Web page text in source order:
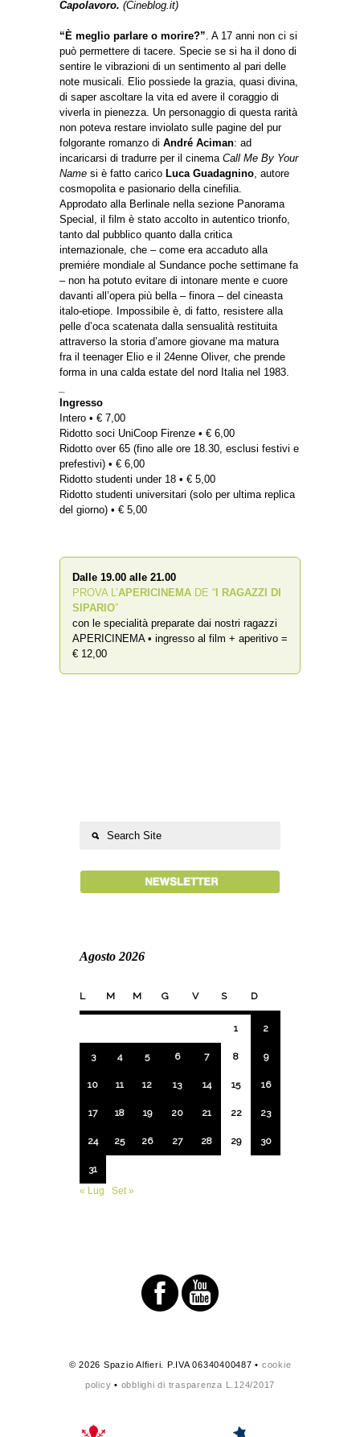
Capolavoro. (Cineblog.it)
“È meglio parlare o morire?”. A 17 anni non ci si
può permettere di tacere. Specie se si ha il dono di
sentire le vibrazioni di un sentimento al pari delle
note musicali. Elio possiede la grazia, quasi divina,
di saper ascoltare la vita ed avere il coraggio di
viverla in pienezza. Un personaggio di questa rarità
non poteva restare inviolato sulle pagine del pur
folgorante romanzo di André Aciman: ad
incaricarsi di tradurre per il cinema Call Me By Your
Name si è fatto carico Luca Guadagnino, autore
cosmopolita e pasionario della cinefilia.
Approdato alla Berlinale nella sezione Panorama
Special, il film è stato accolto in autentico trionfo,
tanto dal pubblico quanto dalla critica
internazionale, che – come era accaduto alla
premiére mondiale al Sundance poche settimane fa
– non ha potuto evitare di intonare mente e cuore
davanti all’opera più bella – finora – del cineasta
italo-etiope. Impossibile è, di fatto, resistere alla
pelle d’oca scatenata dalla sensualità restituita
attraverso la storia d’amore giovane ma matura
fra il teenager Elio e il 24enne Oliver, che prende
forma in una calda estate del nord Italia nel 1983.
Ingresso
Intero • € 7,00
Ridotto soci UniCoop Firenze • € 6,00
Ridotto over 65 (fino alle ore 18.30, esclusi festivi e
prefestivi) • € 6,00
Ridotto studenti under 18 • € 5,00
Ridotto studenti universitari (solo per ultima replica
del giorno) • € 5,00
Dalle 19.00 alle 21.00
PROVA L’APERICINEMA DE “ I RAGAZZI DI
SIPARIO”
con le specialità preparate dai nostri ragazzi
APERICINEMA • ingresso al film + aperitivo =
€ 12,00
Agosto 2026
L M M G V S D
1 2
3 4 5 6 7 8 9
10 11 12 13 14 15 16
17 18 19 20 21 22 23
24 25 26 27 28 29 30
31
« Lug
Set »
© 2026 Spazio Alfieri. P.IVA 06340400487 • cookie
policy • obblighi di trasparenza L.124/2017